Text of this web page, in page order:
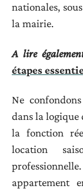
nationales,
la mairie.
A lire
étapes
Ne
dans la logique
la fonction
location
appartement